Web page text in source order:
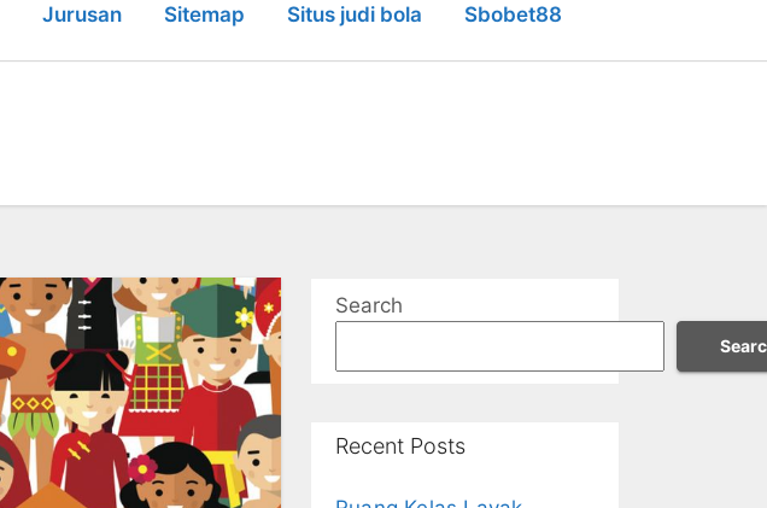
Jurusan Sitemap Situs judi bola
Sbobet88
Search
Recent Posts